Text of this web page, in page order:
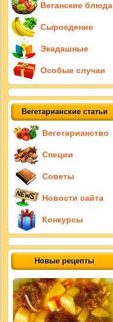
Веганские блюда
Сыроедение
Экадашные
Особые случаи
Вегетарианские статьи
Вегетарианство
Специи
Советы
Новости сайта
Конкурсы
Новые рецепты